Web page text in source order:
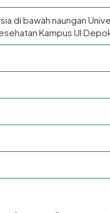
di bawah naungan
Kampus UI